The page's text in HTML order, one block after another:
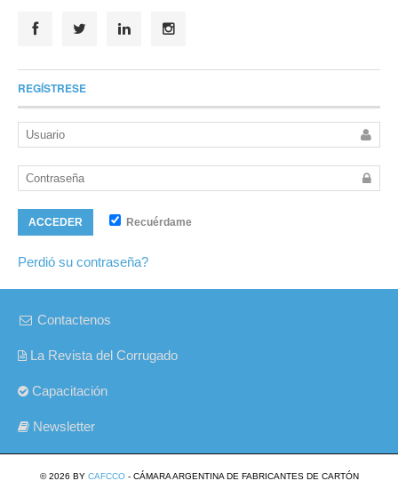
REGÍSTRESE
ACCEDER Recuérdame
Perdió su contraseña?
Contactenos
La Revista del Corrugado
Capacitación
Newsletter
© 2026 BY CAFCCO- CÁMARA ARGENTINA DE FABRICANTES DE CARTÓN